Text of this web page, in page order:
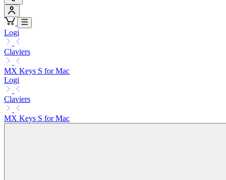
Logi
Claviers
MX Keys S for Mac
Logi
Claviers
MX Keys S for Mac